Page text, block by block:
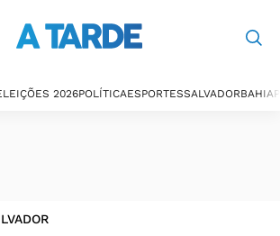
2026POLÍTICAESPORTESSALVADORBAHIA